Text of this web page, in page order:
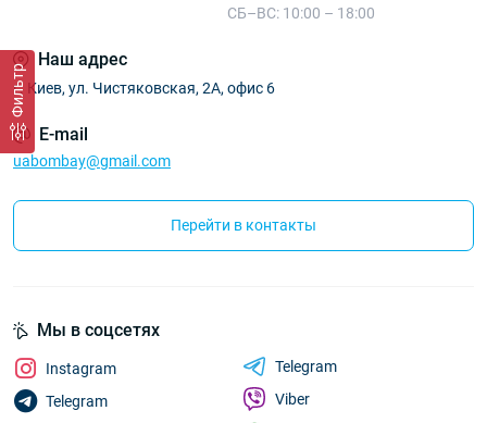
Фильтр
СБ–ВС: 10:00 – 18:00
Наш адрес
г. Киев, ул. Чистяковская, 2А, офис 6
E-mail
uabombay@gmail.com
Перейти в контакты
Мы в соцсетях
Instagram
Telegram
Telegram
Viber